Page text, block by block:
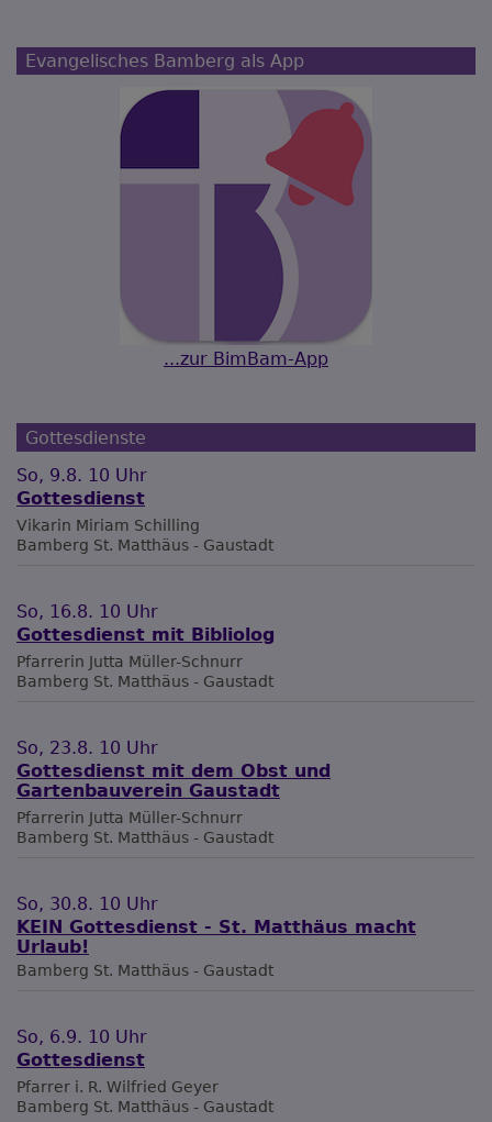
Evangelisches Bamberg als App
...zur BimBam-App
Gottesdienste
So, 9.8. 10 Uhr
Gottesdienst
Vikarin Miriam Schilling
Bamberg St. Matthäus - Gaustadt
So, 16.8. 10 Uhr
Gottesdienst mit Bibliolog
Pfarrerin Jutta Müller-Schnurr
Bamberg St. Matthäus - Gaustadt
So, 23.8. 10 Uhr
Gottesdienst mit dem Obst und
Gartenbauverein Gaustadt
Pfarrerin Jutta Müller-Schnurr
Bamberg St. Matthäus - Gaustadt
So, 30.8. 10 Uhr
KEIN Gottesdienst - St. Matthäus macht
Urlaub!
Bamberg St. Matthäus - Gaustadt
So, 6.9. 10 Uhr
Gottesdienst
Pfarrer i. R. Wilfried Geyer
Bamberg St. Matthäus - Gaustadt